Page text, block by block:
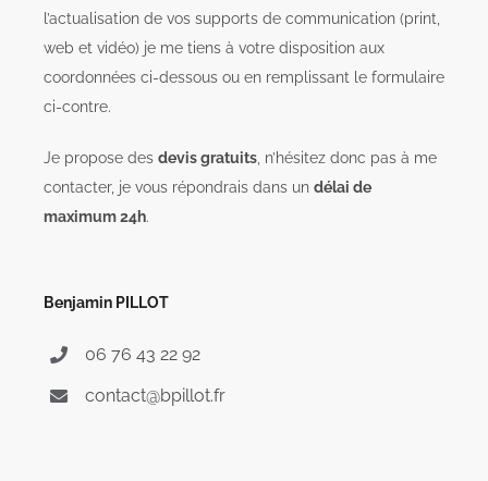
l’actualisation de vos supports de communication (print,
web et vidéo) je me tiens à votre disposition aux
coordonnées ci-dessous ou en remplissant le formulaire
ci-contre.
Je propose des devis gratuits , n’hésitez donc pas à me
contacter, je vous répondrais dans un délai de
maximum 24h.
Benjamin PILLOT
06 76 43 22 92
contact@bpillot.fr